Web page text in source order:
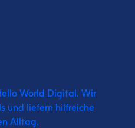
World Digital. Wir
und liefern hilfreiche
Alltag.